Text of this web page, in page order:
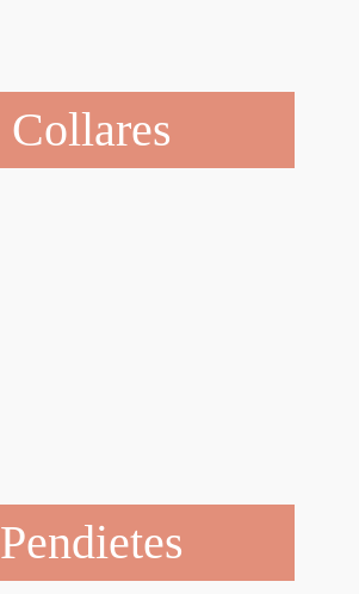
Collares
Pendietes